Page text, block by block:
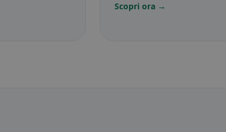
Scopri ora →